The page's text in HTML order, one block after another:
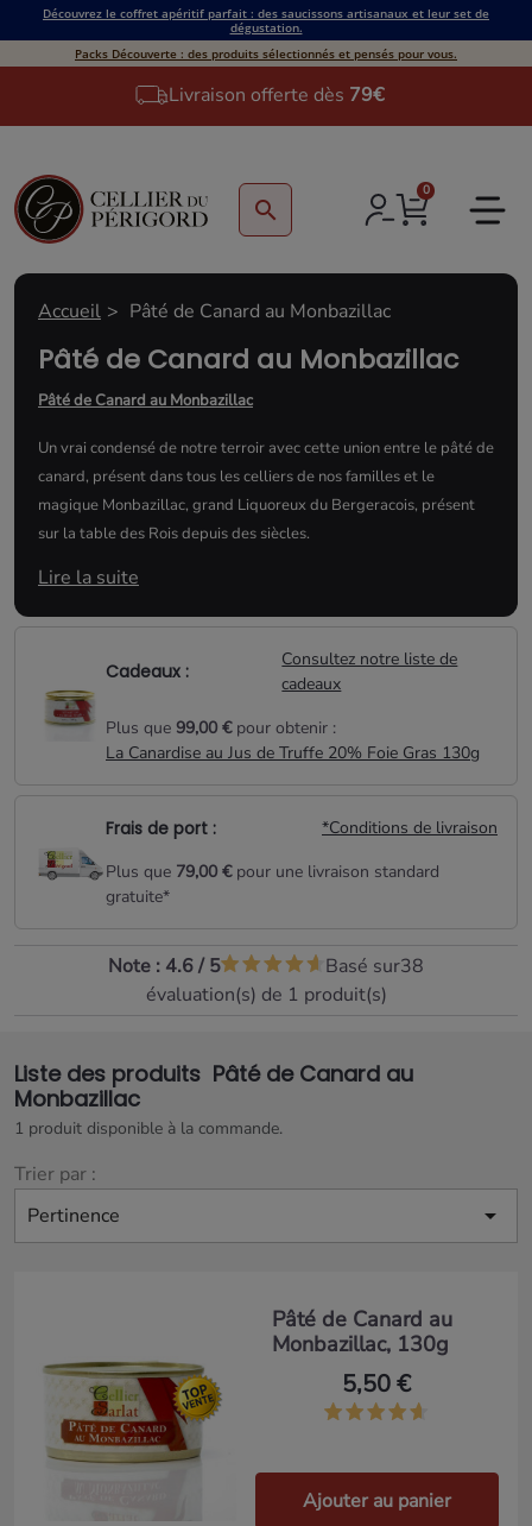
Découvrez le coffret apéritif parfait : des saucissons artisanaux et leur set de
dégustation.
Packs Découverte : des produits sélectionnés et pensés pour vous.
Livraison offerte dès 79€
search
0
Accueil Pâté de Canard au Monbazillac
Pâté de Canard au Monbazillac
Pâté de Canard au Monbazillac
Un vrai condensé de notre terroir avec cette union entre le pâté de
canard, présent dans tous les celliers de nos familles et le
magique Monbazillac, grand Liquoreux du Bergeracois, présent
sur la table des Rois depuis des siècles.
Laisser votre pâté au réfrigérateur minimum 2
heures avant de le déguster.
Lire la suite
Cadeaux :
Consultez notre liste de
cadeaux
Plus que 99,00 €pour obtenir :
La Canardise au Jus de Truffe 20% Foie Gras 130g
Frais de port :
*Conditions de livraison
Plus que 79,00 €pour une livraison standard
gratuite*
Note : 4.6/5 Basé sur38
évaluation(s) de 1 produit(s)
Liste des produits Pâté de Canard au
Monbazillac
1 produit disponible à la commande.
Trier par :
Pertinence

Pâté de Canard au
Monbazillac, 130g
5,50 €
Ajouter au panier